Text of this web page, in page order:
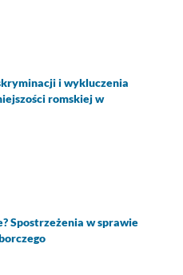
i wykluczenia
romskiej w
Spostrzeżenia w sprawie